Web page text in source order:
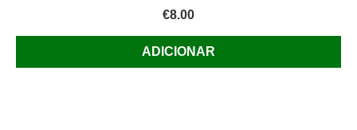
€8.00
ADICIONAR